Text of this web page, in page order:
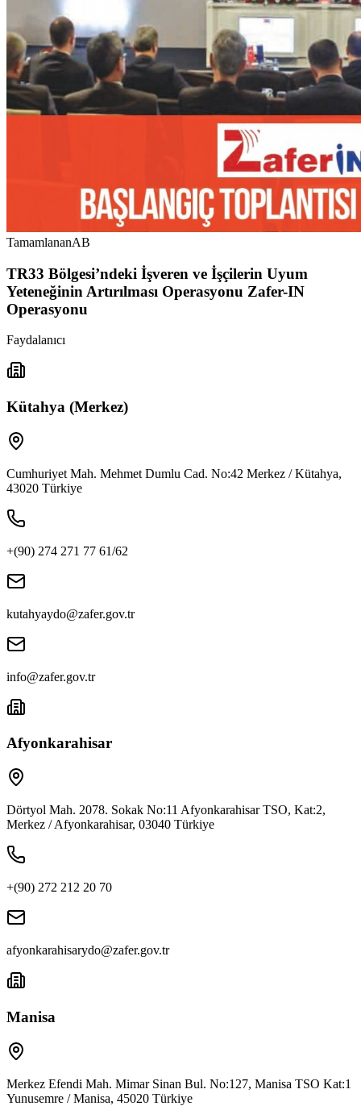
TamamlananAB
TR33 Bölgesi’ndeki İşveren ve İşçilerin Uyum
Yeteneğinin Artırılması Operasyonu Zafer-IN
Operasyonu
Faydalanıcı
Kütahya (Merkez)
Cumhuriyet Mah. Mehmet Dumlu Cad. No:42 Merkez / Kütahya,
43020 Türkiye
+(90) 274 271 77 61/62
kutahyaydo@zafer.gov.tr
info@zafer.gov.tr
Afyonkarahisar
Dörtyol Mah. 2078. Sokak No:11 Afyonkarahisar TSO, Kat:2,
Merkez / Afyonkarahisar, 03040 Türkiye
+(90) 272 212 20 70
afyonkarahisarydo@zafer.gov.tr
Manisa
Merkez Efendi Mah. Mimar Sinan Bul. No:127, Manisa TSO Kat:1
Yunusemre / Manisa, 45020 Türkiye